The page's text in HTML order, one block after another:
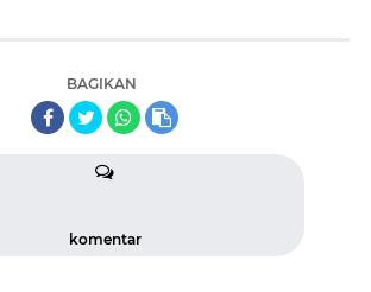
BAGIKAN
komentar